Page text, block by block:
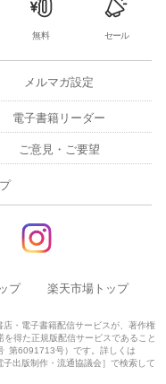
無料 セール
メルマガ設定
電子書籍リーダー
ご意見・ご要望
プ 楽天市場トップ
・電子書籍配信サービスが、著作権
得た正規版配信サービスであること
第6091713号）です。詳しくは
子出版制作・流通協議会］で検索して